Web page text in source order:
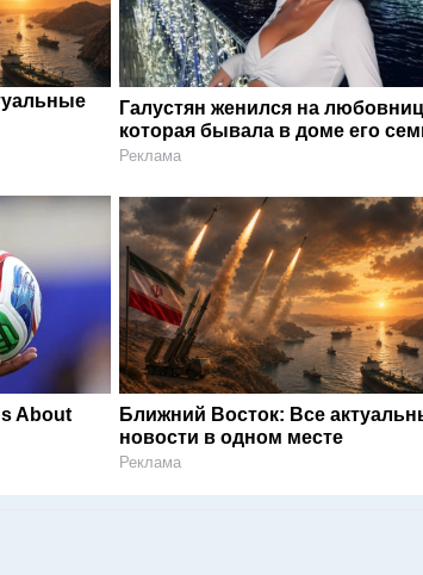
Галустян женился на
которая бывала в доме его
Реклама
About
Ближний Восток: Все
новости в одном месте
Реклама